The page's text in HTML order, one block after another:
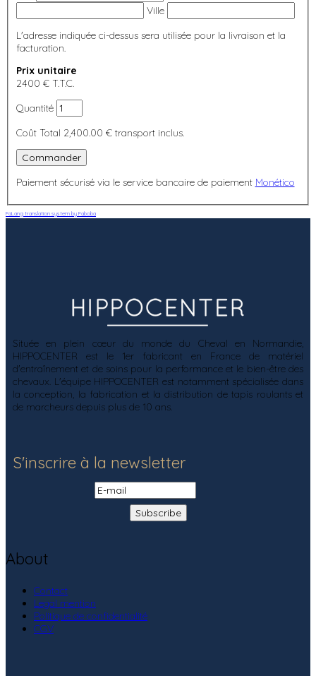
Ville
L'adresse indiquée ci-dessus sera utilisée pour la livraison et la
facturation.
Prix unitaire
2400 € T.T.C.
Quantité
Coût Total 2,400.00 € transport inclus.
Commander
Paiement sécurisé via le service bancaire de paiement Monético
FaLang translation system by Faboba
Située en plein cœur du monde du Cheval en Normandie,
HIPPOCENTER est le 1er fabricant en France de matériel
d'entraînement et de soins pour la performance et le bien-être des
chevaux. L'équipe HIPPOCENTER est notamment spécialisée dans
la conception, la fabrication et la distribution de tapis roulants et
de marcheurs depuis plus de 10 ans.
S'inscrire à la newsletter
About
Contact
Legal mention
Politique de confidentialité
CGV